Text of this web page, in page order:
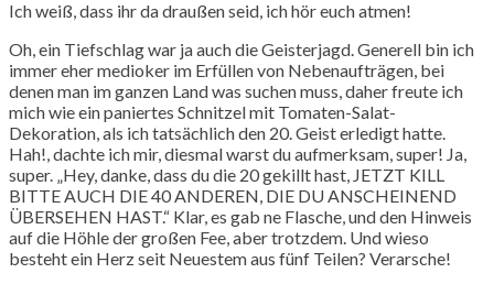
Ich weiß, dass ihr da draußen seid, ich hör euch atmen!
Oh, ein Tiefschlag war ja auch die Geisterjagd. Generell bin ich
immer eher medioker im Erfüllen von Nebenaufträgen, bei
denen man im ganzen Land was suchen muss, daher freute ich
mich wie ein paniertes Schnitzel mit Tomaten-Salat-
Dekoration, als ich tatsächlich den 20. Geist erledigt hatte.
Hah!, dachte ich mir, diesmal warst du aufmerksam, super! Ja,
super. „Hey, danke, dass du die 20 gekillt hast, JETZT KILL
BITTE AUCH DIE 40 ANDEREN, DIE DU ANSCHEINEND
ÜBERSEHEN HAST.“ Klar, es gab ne Flasche, und den Hinweis
auf die Höhle der großen Fee, aber trotzdem. Und wieso
besteht ein Herz seit Neuestem aus fünf Teilen? Verarsche!